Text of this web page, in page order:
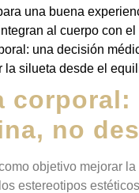
una buena
al cuerpo con el
una decisión
la silueta desde el
no
objetivo mejorar
estereotipos